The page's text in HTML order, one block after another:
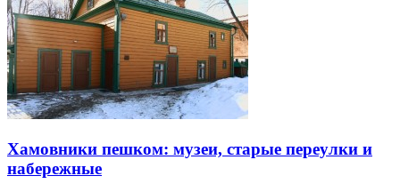
Хамовники пешком: музеи, старые переулки и
набережные